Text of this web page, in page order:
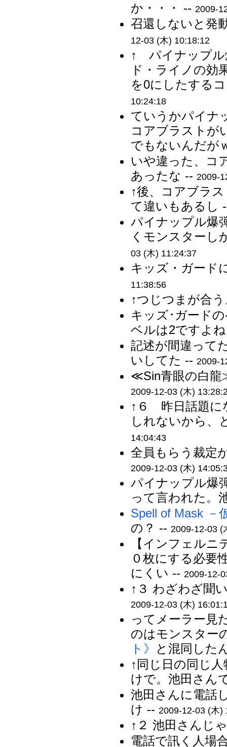
か・・・ -- 2009-
召還しないと発
12-03 (木) 10:18:12
↑ パイナップル
ド・ライノの効
を0にしたする
10:24:18
ていうかパイナ
コアブラストが
でもないんだが
いや違った、コ
あったな -- 2009-
↑後、コアブラ
て違いもあるし
パイナップル爆
くモンスター
03 (木) 11:24:37
キッズ・ガード
11:38:56
↑つじつまが合
キッズ･ガード
ベルは2ですよ
記述が間違って
いしてた -- 2009-
≪Sin青眼の白龍
2009-12-03 (木)
↑６ 昨日話題に
しれないから
14:04:43
全員もらう裁定
2009-12-03 (木)
パイナップル爆
って言われた。
Spell of Mask －
の？ -- 2009-12-03 (
【インフェル
０枚にする必要
にくい -- 2009-12-
↑３ わざわざ聞
2009-12-03 (木)
ってメーラー見
のはモンスター
ト》
と混同した
↑同じ日の同じ
けで。池田さん
池田さんに電話
け -- 2009-12-03 (木)
↑２ 池田さんじ
電話で訊く人場